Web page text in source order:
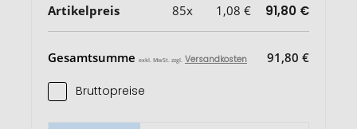
Artikelpreis 85x 1,08 € 91,80 €
Gesamtsumme exkl. MwSt. zzgl. Versandkosten 91,80 €
Bruttopreise